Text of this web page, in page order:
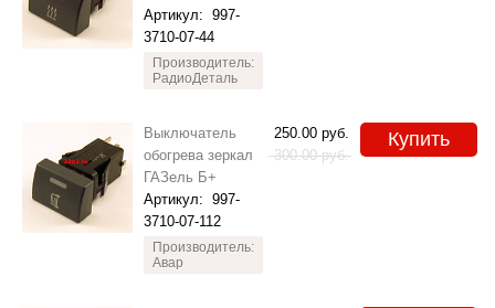
Артикул: 997-
3710-07-44
Производитель:
РадиоДеталь
Выключатель
обогрева зеркал
ГАЗель Б+
Артикул: 997-
3710-07-112
Производитель:
Авар
250.00 руб.
300.00 руб.
Купить